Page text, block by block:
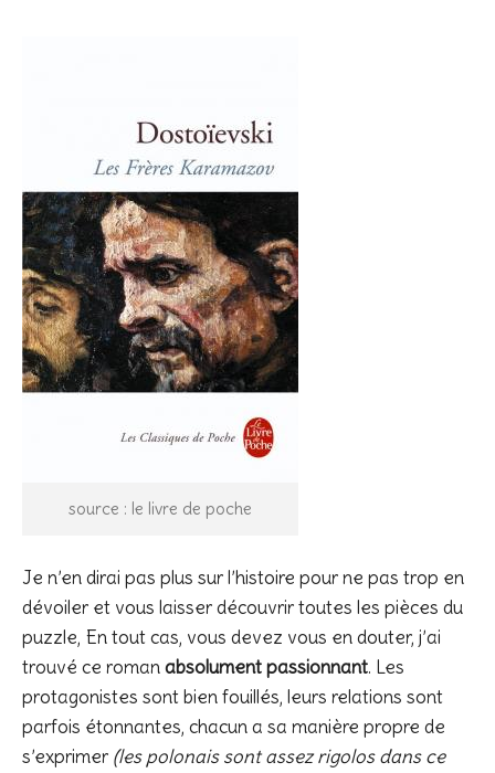
source : le livre de poche
Je n’en dirai pas plus sur l’histoire pour ne pas trop en
dévoiler et vous laisser découvrir toutes les pièces du
puzzle, En tout cas, vous devez vous en douter, j’ai
trouvé ce romanabsolument passionnant. Les
protagonistes sont bien fouillés, leurs relations sont
parfois étonnantes, chacun a sa manière propre de
s’exprimer (les polonais sont assez rigolos dans ce